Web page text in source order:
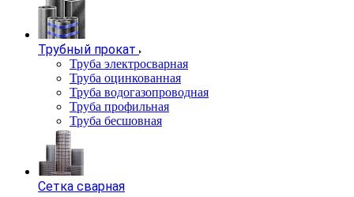
Трубный прокат
Труба электросварная
Труба оцинкованная
Труба водогазопроводная
Труба профильная
Труба бесшовная
Сетка сварная